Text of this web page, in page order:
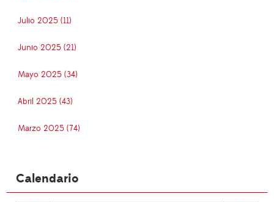
Julio 2025 (11)
Junio 2025 (21)
Mayo 2025 (34)
Abril 2025 (43)
Marzo 2025 (74)
Calendario